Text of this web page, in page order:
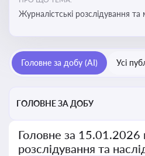
Журналістські розслідування та
компаній, посадових осіб і
Головне за добу (AI) Усі
ГОЛОВНЕ ЗА ДОБУ
Головне за 15.01.2026
розслідування та